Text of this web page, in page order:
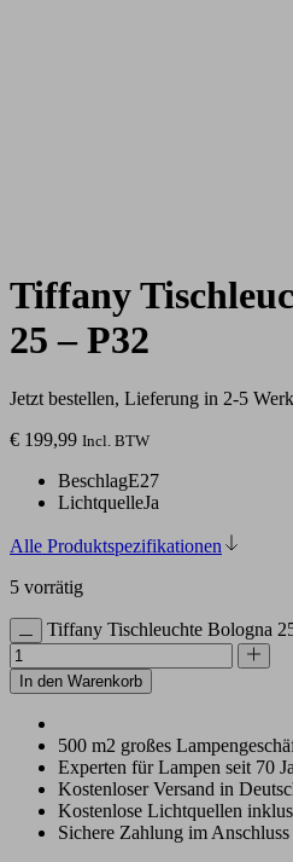
Tiffany
25 – P32
Jetzt bestellen, Lieferung in 2-5
€ 199,99 Incl. BTW
BeschlagE27
LichtquelleJa
Alle Produktspezifikationen
5 vorrätig
Tiffany Tischleuchte Bologna
In den Warenkorb
500 m2 großes
Experten für Lampen seit 70
Kostenloser Versand in
Kostenlose Lichtquellen
Sichere Zahlung im